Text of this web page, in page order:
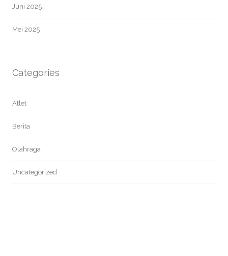
Juni 2025
Mei 2025
Categories
Atlet
Berita
Olahraga
Uncategorized